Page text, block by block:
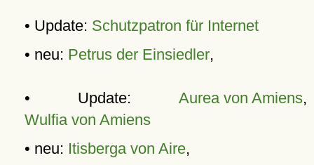
• Update: Schutzpatron für Internet
• neu: Petrus der Einsiedler,
• Update: Aurea von Amiens,
Wulfia von Amiens
• neu: Itisberga von Aire,